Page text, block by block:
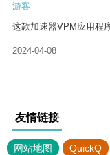
游客
这款加速器VPM应用程
2024-04-08
友情链接
网站地图 QuickQ